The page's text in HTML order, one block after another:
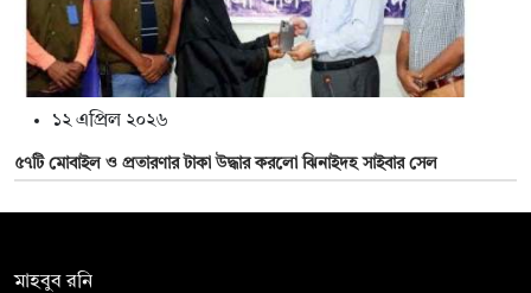
১২ এপ্রিল ২০২৬
৫৭টি মোবাইল ও প্রতারণার টাকা উদ্ধার করলো ঝিনাইদহ সাইবার সেল
মাহবুব রনি